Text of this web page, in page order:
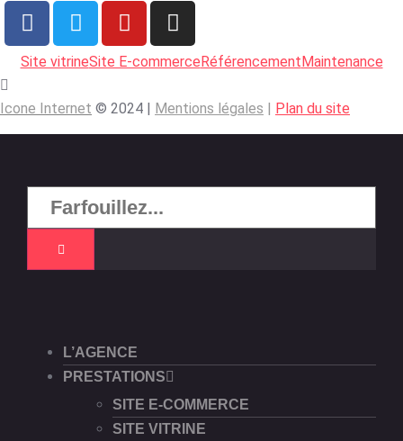
Site vitrineSite E-commerceRéférencementMaintenance
Icone Internet © 2024 | Mentions légales | Plan du site
L’AGENCE
PRESTATIONS
SITE E-COMMERCE
SITE VITRINE